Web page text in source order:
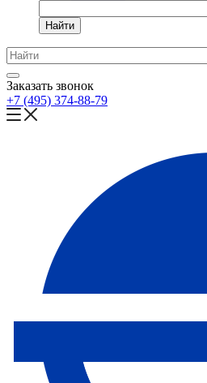
Найти
Заказать звонок
+7 (495) 374-88-79